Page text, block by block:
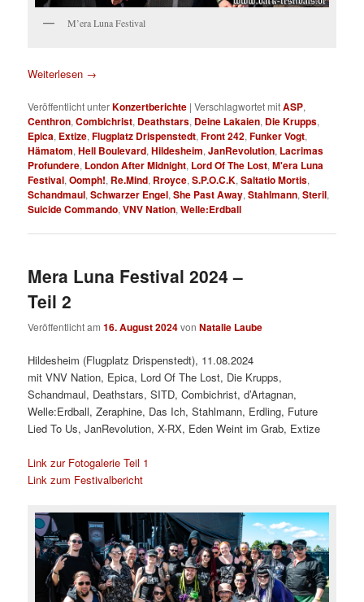
M’era Luna Festival
Weiterlesen →
Veröffentlicht unterKonzertberichte |Verschlagwortet mitASP,
Centhron,Combichrist, Deathstars, Deine Lakaien, Die Krupps,
Epica, Extize,Flugplatz Drispenstedt,Front 242,Funker Vogt,
Hämatom,Hell Boulevard,Hildesheim,JanRevolution, Lacrimas
Profundere, London After Midnight, Lord Of The Lost,M'era Luna
Festival,Oomph!, Re.Mind, Rroyce,S.P.O.C.K,Saltatio Mortis,
Schandmaul,Schwarzer Engel,She Past Away,Stahlmann,Steril,
Suicide Commando,VNV Nation,Welle:Erdball
Mera Luna Festival 2024 –
Teil 2
Veröffentlicht am16. August 2024vonNatalie Laube
Hildesheim (Flugplatz Drispenstedt), 11.08.2024
mit VNV Nation, Epica, Lord Of The Lost, Die Krupps,
Schandmaul, Deathstars, SITD, Combichrist, d’Artagnan,
Welle:Erdball, Zeraphine, Das Ich, Stahlmann, Erdling, Future
Lied To Us, JanRevolution, X-RX, Eden Weint im Grab, Extize
Link zur Fotogalerie Teil 1
Link zum Festivalbericht